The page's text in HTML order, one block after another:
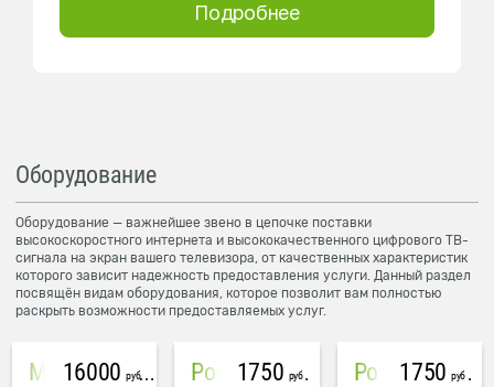
Подробнее
Оборудование
Оборудование — важнейшее звено в цепочке поставки
высокоскоростного интернета и высококачественного цифрового ТВ-
сигнала на экран вашего телевизора, от качественных характеристик
которого зависит надежность предоставления услуги. Данный раздел
посвящён видам оборудования, которое позволит вам полностью
раскрыть возможности предоставляемых услуг.
Mesh система TP-Link Deco M4 (3 устройства)
16000 руб PowerLine Tenda PH6
1750 руб PowerLine TP-Link AV600
1750 руб